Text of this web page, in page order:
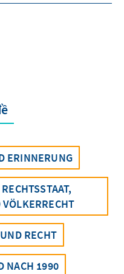
ERINNERUNG
RECHT
NACH 1990